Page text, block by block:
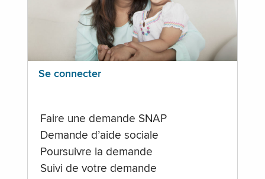
Se connecter
Faire une demande SNAP
Demande d’aide sociale
Poursuivre la demande
Suivi de votre demande